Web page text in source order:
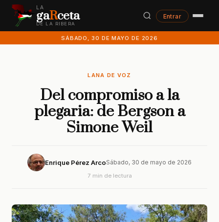
LA
gaRceta
DE LA RIBERA
Entrar
SÁBADO, 30 DE MAYO DE 2026
LANA DE VOZ
Del compromiso a la
plegaria: de Bergson a
Simone Weil
Enrique Pérez ArcoSábado, 30 de mayo de 2026
7 min de lectura